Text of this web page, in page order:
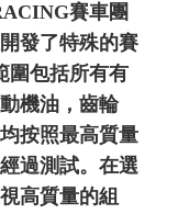
賽車團
發了特殊的賽
圍包括所有有
機油，齒輪
按照最高質量
過測試。在選
高質量的組